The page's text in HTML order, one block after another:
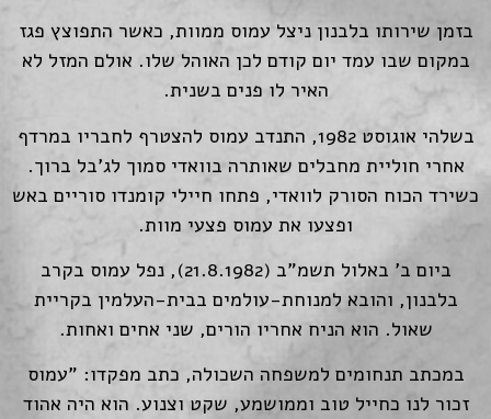
בזמן שירותו בלבנון ניצל עמוס ממוות, כאשר התפוצץ פגז
במקום שבו עמד יום קודם לכן האוהל שלו. אולם המזל לא
האיר לו פנים בשנית.
בשלהי אוגוסט 1982, התנדב עמוס להצטרף לחבריו במרדף
אחרי חוליית מחבלים שאותרה בוואדי סמוך לג'בל ברוך.
כשירד הכוח הסורק לוואדי, פתחו חיילי קומנדו סוריים באש
ופצעו את עמוס פצעי מוות.
ביום ב' באלול תשמ"ב (21.8.1982), נפל עמוס בקרב
בלבנון, והובא למנוחת-עולמים בבית-העלמין בקריית
שאול. הוא הניח אחריו הורים, שני אחים ואחות.
במכתב תנחומים למשפחה השכולה, כתב מפקדו: "עמוס
זכור לנו כחייל טוב וממושמע, שקט וצנוע. הוא היה אהוד